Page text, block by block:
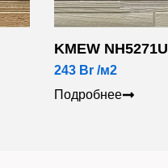
KMEW NH5271U
243 Br /м2
Подробнее